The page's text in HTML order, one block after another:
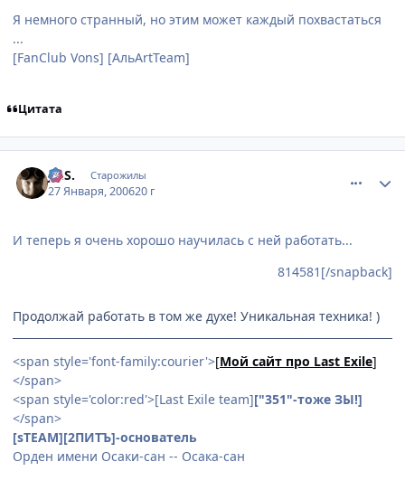
Я немного странный, но этим может каждый похвастаться
...
[FanClub Vons] [АльArtTeam]
Цитата
Jo.S. Старожилы
27 Января, 200620 г
И теперь я очень хорошо научилась с ней работать...
814581[/snapback]
Продолжай работать в том же духе! Уникальная техника! )
<span style='font-family:courier'>[Мой сайт про Last Exile]
</span>
<span style='color:red'>[Last Exile team]["351"-тоже ЗЫ!]
</span>
[sTEAM][2ПИТЪ]-основатель
Орден имени Осаки-сан -- Осака-сан